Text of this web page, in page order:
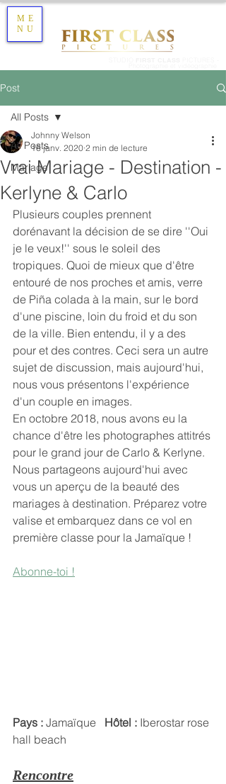
ME
NU
Post
All Posts
Mariage
All Posts
Vrai Mariage - Destination -
Kerlyne & Carlo
Johnny Welson
16 janv. 2020 2 min de lecture
Plusieurs couples prennent
dorénavant la décision de se dire ''Oui
je le veux!'' sous le soleil des
tropiques. Quoi de mieux que d'être
entouré de nos proches et amis, verre
de Piña colada à la main, sur le bord
d'une piscine, loin du froid et du son
de la ville. Bien entendu, il y a des
pour et des contres. Ceci sera un autre
sujet de discussion, mais aujourd'hui,
nous vous présentons l'expérience
d'un couple en images.
En octobre 2018, nous avons eu la
chance d'être les photographes attitrés
pour le grand jour de Carlo & Kerlyne.
Nous partageons aujourd'hui avec
vous un aperçu de la beauté des
mariages à destination. Préparez votre
valise et embarquez dans ce vol en
première classe pour la Jamaïque !
Abonne-toi !
Pays : Jamaïque Hôtel : Iberostar rose
hall beach
Rencontre